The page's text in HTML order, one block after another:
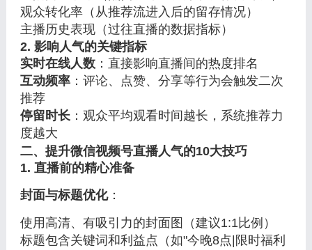
观众转化率（从推荐流进入后的留存情况）
主播历史表现（过往直播的数据指标）
2. 影响人气的关键指标
实时在线人数：直接影响直播间的热度排名
互动频率：评论、点赞、分享等行为会触发二次
推荐
停留时长：观众平均观看时间越长，系统推荐力
度越大
二、提升微信视频号直播人气的10大技巧
1. 直播前的精心准备
封面与标题优化：
使用高清、有吸引力的封面图（建议1:1比例）
标题包含关键词和利益点（如"今晚8点|限时福利